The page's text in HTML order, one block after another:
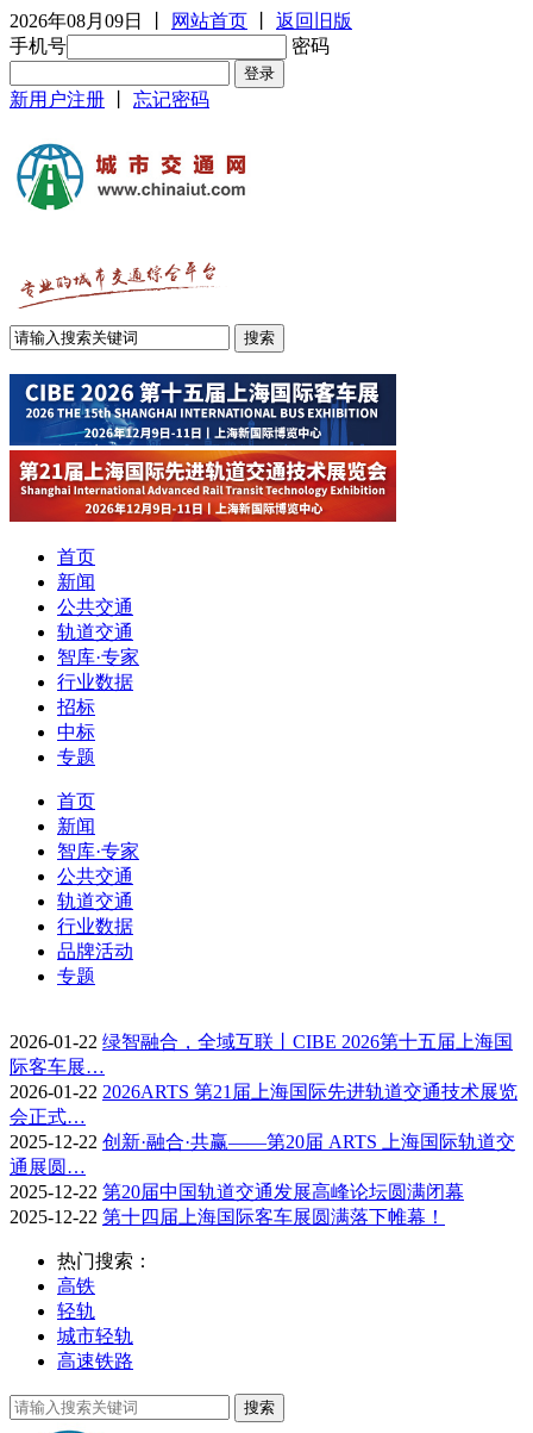
2026年08月09日 网站首页
返回旧版
手机号
密码
新用户注册 忘记密码
首页
新闻
公共交通
轨道交通
智库·专家
行业数据
招标
中标
专题
首页
新闻
智库·专家
公共交通
轨道交通
行业数据
品牌活动
专题
2026-01-22 绿智融合，全域互联丨CIBE 2026第十五届上海国
际客车展…
2026-01-22 2026ARTS 第21届上海国际先进轨道交通技术展览
会正式…
2025-12-22 创新·融合·共赢——第20届 ARTS 上海国际轨道交
通展圆…
2025-12-22 第20届中国轨道交通发展高峰论坛圆满闭幕
2025-12-22 第十四届上海国际客车展圆满落下帷幕！
热门搜索：
高铁
轻轨
城市轻轨
高速铁路